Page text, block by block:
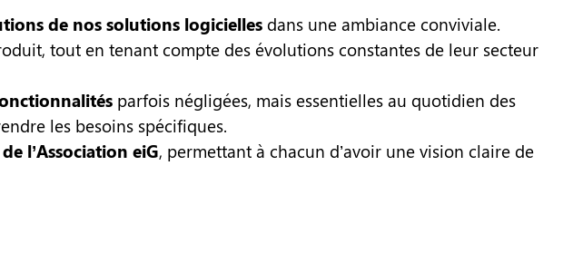
de nos solutions logicielles dans une ambiance conviviale.
tout en tenant compte des évolutions constantes de leur secteur
parfois négligées, mais essentielles au quotidien des
les besoins spécifiques.
l’Association eiG, permettant à chacun d’avoir une vision claire de